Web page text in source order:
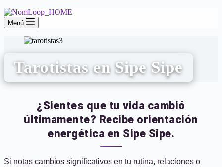
Menú
Tarotistas en Sipe Sipe
¿Sientes que tu vida cambió
últimamente? Recibe orientación
energética en Sipe Sipe.
Si notas cambios significativos en tu rutina, relaciones o